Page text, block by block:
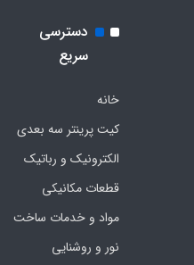
دسترسی
سریع
خانه
کیت پرینتر سه بعدی
الکترونیک و رباتیک
قطعات مکانیکی
مواد و خدمات ساخت
نور و روشنایی